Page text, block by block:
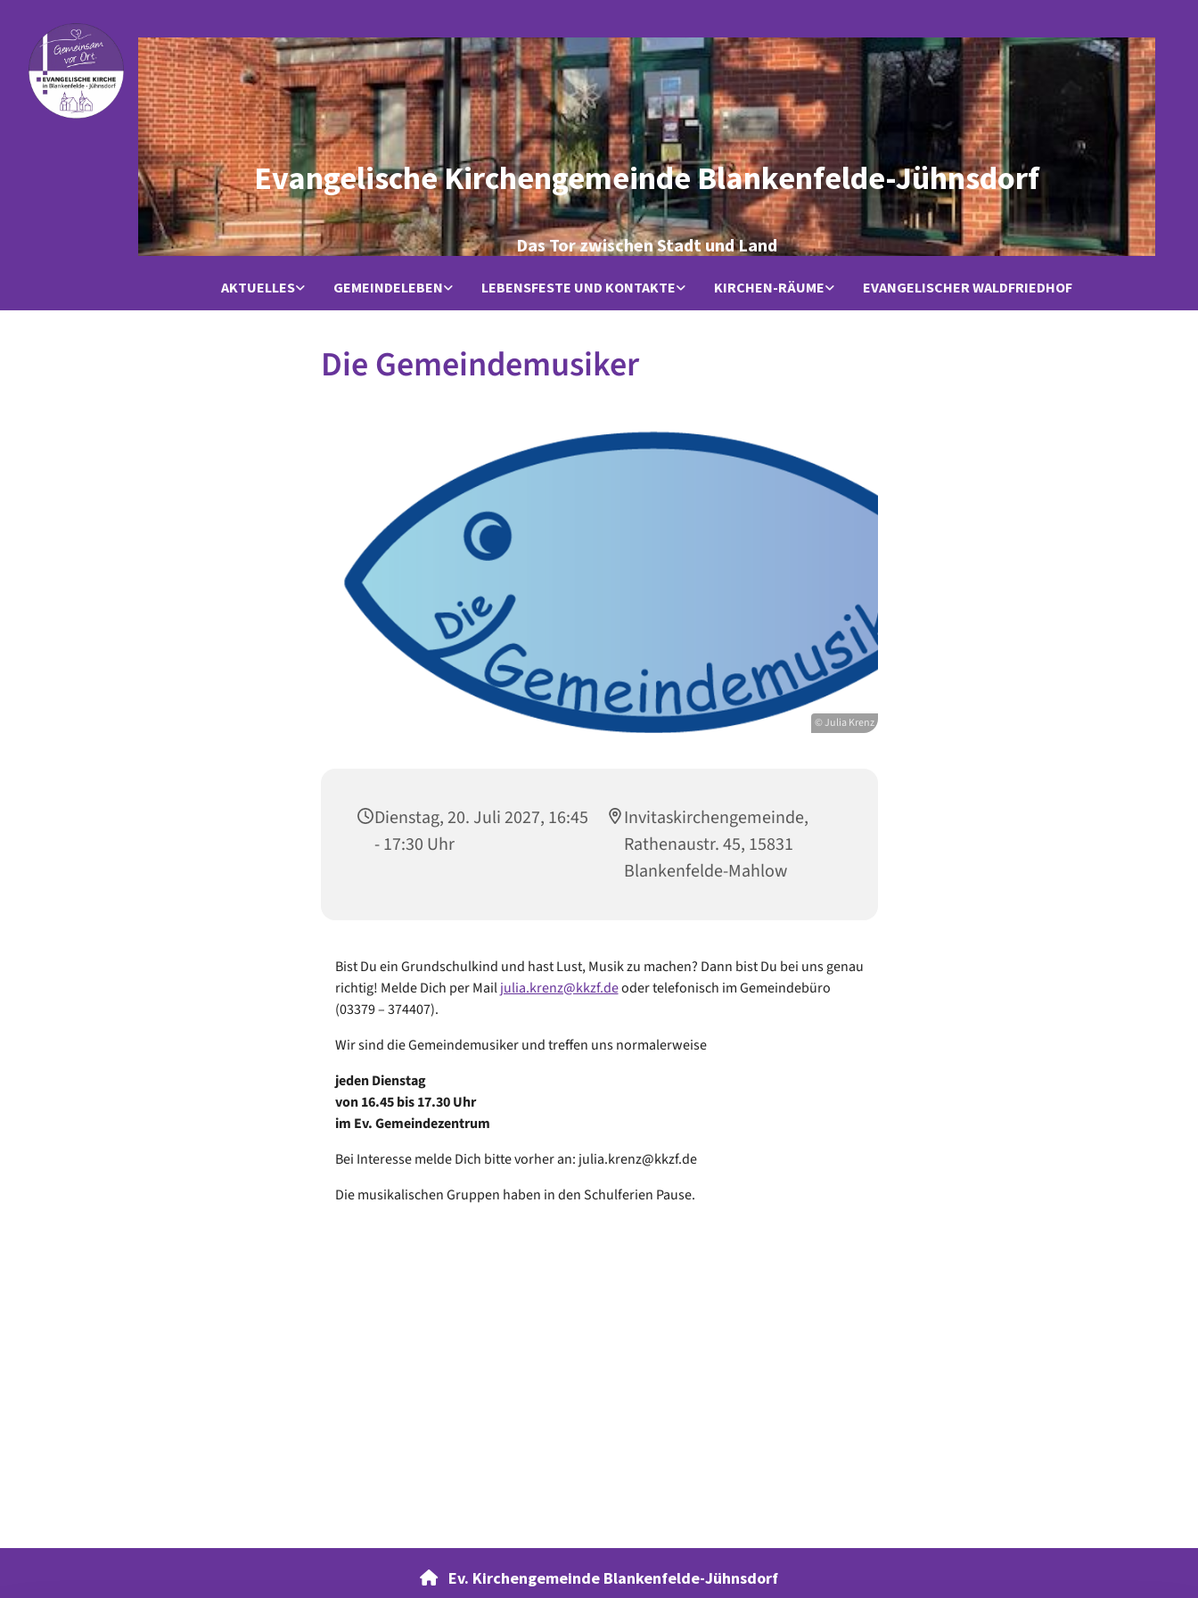
Evangelische Kirchengemeinde Blankenfelde-Jühnsdorf
Das Tor zwischen Stadt und Land
AKTUELLES GEMEINDELEBEN LEBENSFESTE UND KONTAKTE KIRCHEN-RÄUME EVANGELISCHER WALDFRIEDHOF
Die Gemeindemusiker
© Julia Krenz
Dienstag, 20. Juli 2027, 16:45
- 17:30 Uhr
Invitaskirchengemeinde,
Rathenaustr. 45, 15831
Blankenfelde-Mahlow
Bist Du ein Grundschulkind und hast Lust, Musik zu machen? Dann bist Du bei uns genau
richtig! Melde Dich per Mailjulia.krenz@kkzf.deoder telefonisch im Gemeindebüro
(03379 – 374407).
Wir sind die Gemeindemusiker und treffen uns normalerweise
jeden Dienstag
von 16.45 bis 17.30 Uhr
im Ev. Gemeindezentrum
Bei Interesse melde Dich bitte vorher an: julia.krenz@kkzf.de
Die musikalischen Gruppen haben in den Schulferien Pause.
Ev. Kirchengemeinde Blankenfelde-Jühnsdorf